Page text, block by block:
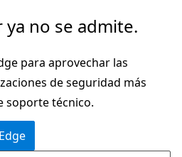
no se admite.
para aprovechar las
de seguridad más
soporte técnico.